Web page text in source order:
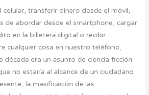
celular, transferir dinero desde el móvil,
de abordar desde el smartphone, cargar
en la billetera digital o recibir
cualquier cosa en nuestro teléfono,
década era un asunto de ciencia ficción
no estaría al alcance de un ciudadano
la masificación de las